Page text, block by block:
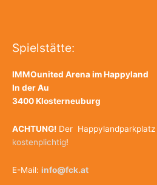
Spielstätte:
IMMOunited Arena im Happyland
In der Au
3400 Klosterneuburg
ACHTUNG! Der
kostenplichtig!
E-Mail: info@fck.at